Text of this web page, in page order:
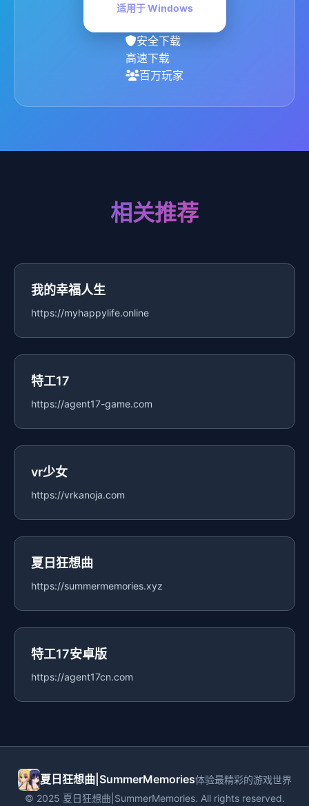
适用于 Windows
安全下载
高速下载
百万玩家
相关推荐
我的幸福人生
https://myhappylife.online
特工17
https://agent17-game.com
vr少女
https://vrkanoja.com
夏日狂想曲
https://summermemories.xyz
特工17安卓版
https://agent17cn.com
夏日狂想曲|SummerMemories体验最精彩的游戏世界
© 2025 夏日狂想曲|SummerMemories. All rights reserved.